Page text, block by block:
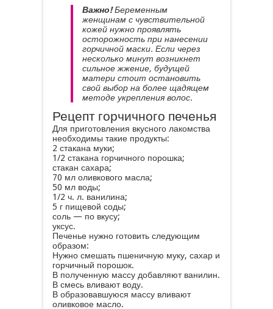
Важно!Беременным
женщинам с чувствительной
кожей нужно проявлять
осторожность при нанесении
горчичной маски. Если через
несколько минут возникнет
сильное жжение, будущей
матери стоит остановить
свой выбор на более щадящем
методе укрепления волос.
Рецепт горчичного печенья
Для приготовления вкусного лакомства
необходимы такие продукты:
2 стакана муки;
1/2 стакана горчичного порошка;
стакан сахара;
70 мл оливкового масла;
50 мл воды;
1/2 ч. л. ванилина;
5 г пищевой соды;
соль — по вкусу;
уксус.
Печенье нужно готовить следующим
образом:
Нужно смешать пшеничную муку, сахар и
горчичный порошок.
В полученную массу добавляют ванилин.
В смесь вливают воду.
В образовавшуюся массу вливают
оливковое масло.